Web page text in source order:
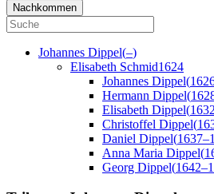
Nachkommen
Johannes Dippel(–)
Elisabeth Schmid1624
Johannes Dippel(
Hermann Dippel(
Elisabeth Dippel(1632
Christoffel Dippel(
Daniel Dippel(1637–
Anna Maria Dippel(
Georg Dippel(1642–